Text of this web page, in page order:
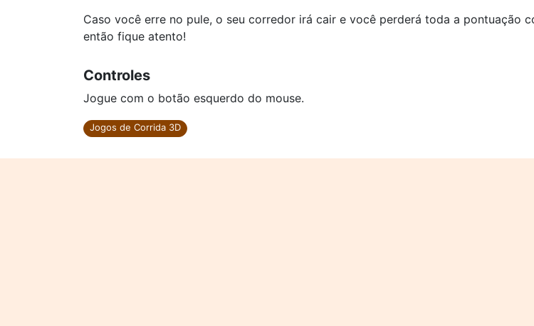
Caso você erre no pule, o seu corredor irá cair e você perderá toda a pontuação
então fique atento!
Controles
Jogue com o botão esquerdo do mouse.
Jogos de Corrida 3D